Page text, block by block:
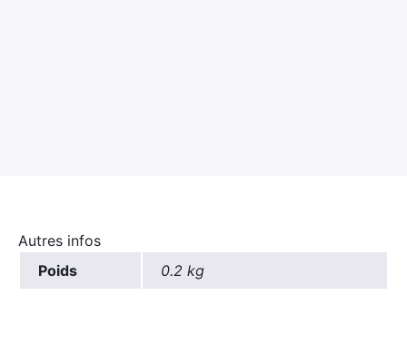
Autres infos
Poids
0.2 kg